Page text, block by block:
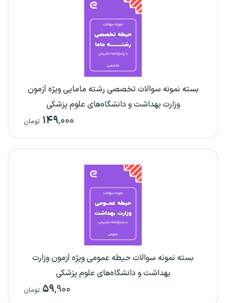
بسته نمونه سوالات تخصصی رشته مامایی ویژه آزمون
وزارت بهداشت و دانشگاه‌های علوم پزشکی
۱۴۹,۰۰۰ تومان
بسته نمونه سوالات حیطه عمومی ویژه آزمون وزارت
بهداشت و دانشگاه‌های علوم پزشکی
۵۹,۹۰۰ تومان